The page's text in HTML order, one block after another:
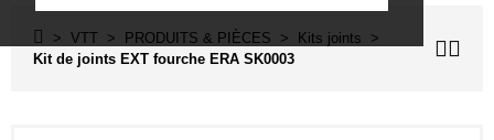
VTT PRODUITS & PIÈCES
Kits joints
Kit de joints EXT fourche ERA SK0003